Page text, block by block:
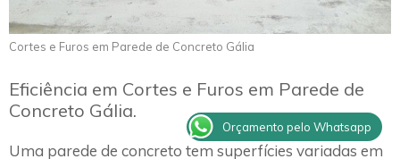
Cortes e Furos em Parede de Concreto Gália
Eficiência em Cortes e Furos em Parede de
Concreto Gália.
Uma parede de concreto tem superfícies variadas em
Orçamento pelo Whatsapp